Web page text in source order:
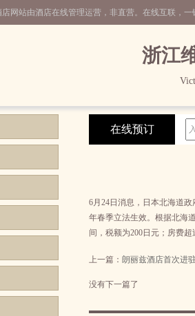
网站由酒店在线管理运营，非直营。在线互联，
浙江
在线预订
6月24日消息，日本北海道
年春季立法生效。根据北海
间，税额为200日元；房费
上一篇： 朗丽兹酒店首次进
没有下一篇了